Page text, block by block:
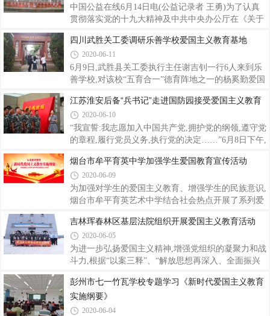
鼓励同学们要志存高远,努力学习,增强爱国意识和责
任感,珍惜学习机会。在本次讲座中,关工委还邀请到
动、有趣的法律知识宣讲。引导学生从小树立法治意
识,做知法、懂法、守法、用法的小公民。整个讲座过
程中参讲的讲的仔细,同学们听得认真,还不时
中国公益在线6月14日电(公益记录者 王勇)为了认真
贯彻落实党的十九大精神及中共中央办公厅在《关于
为,让学习雷锋精神在祖国大地蔚然成风。2020年6月
12日上午,徐州市泉山区平安志愿者协会组织30余名平
安志愿者在徐州淮海战役纪念馆举行了“弘扬雷锋精
神 加强爱国主义思想教育”主题活动。徐州市平安志
平安志愿者协会会长韩勇,泉山区政法委综治科科长孙
永梅,奎山街道办事处副书记、主任曹玉琳,奎山街道
副书记兼奎西社区书记任曰贤等领导参加
四川武胜关工委调研乐善学校爱国主义教育基地
2020-06-11
6月9日,武胜县关工委执行主任谢吉钊一行6人来到乐
善学校,对该校“五育合一”德育阵地之一的杨奚勤爱国
镇镇长周弘斌陪同调研。调研组来到乐善学校代管的
杨奚勤爱国主义教育基地,即华蓥山起义烈士纪念馆,
在乐善学校校长罗立新的带领下,先后对武岳起义革命
烈士纪念碑、陈列室、园林等进行了参观查看,详细了
华蓥山武装起义的革命意义。实地查看后,调研组召开
了调研座谈会。会上,校长罗立新汇报了该基地的使
用、维护和目前的运行情况和今后对该
江苏淮安后备“兵书记”走进国防园接受爱国主义教育
2020-06-10
“我宣誓:我志愿加入中国共产党,拥护党的纲领,遵守党
的章程,履行党员义务,执行党的决定……”6月8日下午,
50余名退役军人走进国防园,着迷彩服整齐列队,重温
入党誓词,实境接受爱国主义教育。淮安市退役军人事
务局大力推进“强兵兴业”工程,举办退役军人村(社区)
后备书记培训班,培养村(社区)书记和副书记后备力量,
国文明城市创建工作,通过开展“弘扬新时代爱国主义
精神 践行社会主义核心价值观”教育实践活动,让老兵
们了解学习革命先烈在那
烟台市牟平育英中学加强学生爱国教育宣传活动
2020-06-09
为加强对学生的爱国主义教育、增强学生的民族意识,
烟台市牟平育英艺术中学结合社会热点开展了系列爱
深学生对祖国的感情,从而使学生在新的世纪中健康的
成长。一是运用校报、宣传栏、板报及主题班会等形
式了解国情,培养学生对祖国的热爱,二是利用校园早
广播,告知学生奋发图强,勿忘国耻,三是,利用升旗仪
歌的真谛和力量,增强对国歌的礼敬感。通过系列活动
的开展,真正提高了学生的整体素质,让学生在进行深
刻的爱国主义教育同时,增加了对祖国的感
吉林珲春林区基层法院组织开展爱国主义教育活动
2020-06-05
为进一步弘扬爱国主义精神,增强党组织的凝聚力和战
斗力,根据“以案三释”、“解放思想再深入、全面振兴
总支组织全院干警前往防川爱国主义教育基地开展爱
国主义教育主题党日活动。通过讲解员对国家一级文
物“土字牌”的历史意义和吴大?液兔褡宓睦娣
彭州市七一竹瓦学校专题学习《新时代爱国主义教育
实施纲要》
2020-06-04